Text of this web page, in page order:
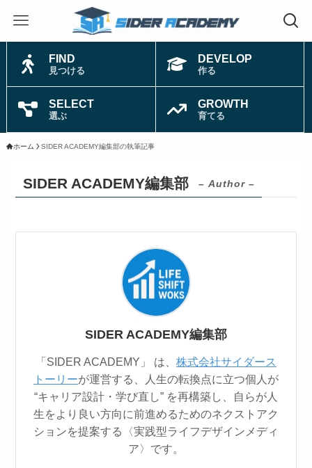
FIND
見つける
DEVELOP
作る
SELECT
選ぶ
GROWTH
育てる
ホーム SIDER ACADEMY編集部の執筆記事
SIDER ACADEMY編集部 – Author –
SIDER ACADEMY編集部
「SIDER ACADEMY」 は、 株式会社サイダース
トーリーが運営する、人生の転換点に立つ個人が
“キャリア設計・学び直し” を再構築し、自らが人
生をより良い方向に前進めるためのネクストアク
ションを提案する〈実践型ライフデザインメディ
ア〉です。